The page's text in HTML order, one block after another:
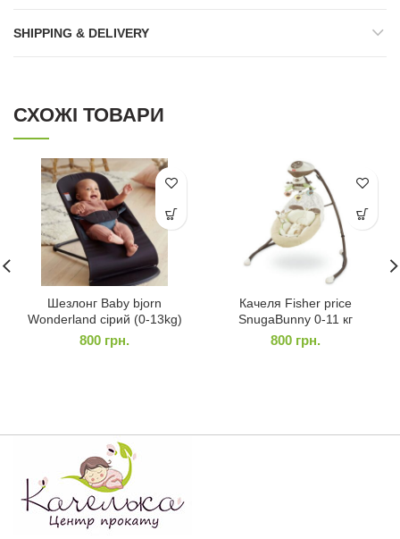
SHIPPING & DELIVERY
СХОЖІ ТОВАРИ
Шезлонг Baby bjorn
Wonderland сірий (0-13kg)
800 грн.
Качеля Fisher price
SnugaBunny 0-11 кг
800 грн.